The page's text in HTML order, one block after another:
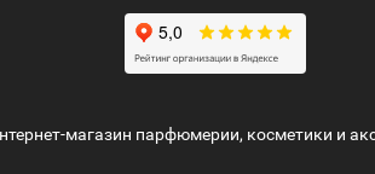
магазин парфюмерии, косметики и